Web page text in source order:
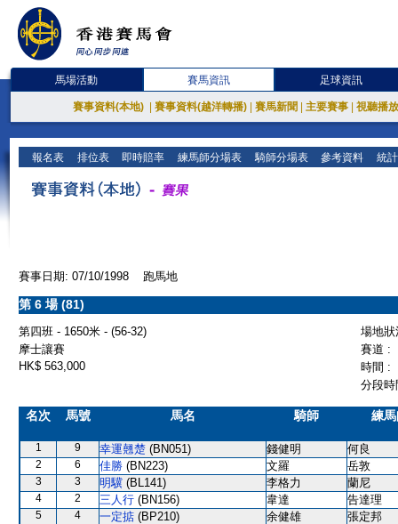
馬場活動 賽馬資訊 足球資訊
賽事資料(本地) 賽事資料(越洋轉播) 賽馬新聞 主要賽事 視聽播
報名表 排位表 即時賠率 練馬師分場表 騎師分場表 參考資料 統
賽事日期: 07/10/1998 跑馬地
第 6 場 (81)
第四班 - 1650米 - (56-32)
場地
摩士讓賽
賽道 :
HK$ 563,000
時間 :
分段
名次 馬號 馬名 騎師 練
1 9 幸運翹楚 (BN051) 錢健明 何良
2 6 佳勝 (BN223) 文羅 岳敦
3 3 明驥 (BL141) 李格力 蘭尼
4 2 三人行 (BN156) 韋達 告達理
5 4 一定掂 (BP210) 余健雄 張定邦